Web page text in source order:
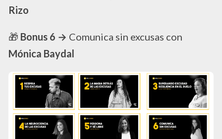
Rizo
🎁​ Bonus 6 → Comunica sin excusas con
Mónica Baydal